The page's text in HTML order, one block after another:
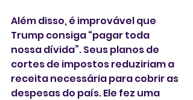
Além disso, é improvável que
Trump consiga “pagar toda
nossa dívida”. Seus planos de
cortes de impostos reduziriam a
receita necessária para cobrir as
despesas do país. Ele fez uma